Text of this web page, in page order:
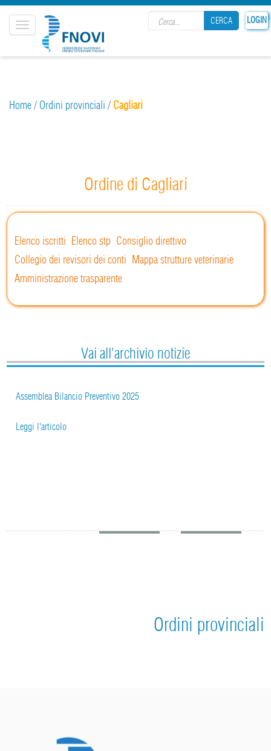
LOGIN
CERCA
Toggle
navigation
Home/ Ordini provinciali / Cagliari
Ordine di Cagliari
Elenco iscritti Elenco stp Consiglio direttivo
Collegio dei revisori dei conti Mappa strutture veterinarie
Amministrazione trasparente
Vai all'archivio notizie
Assemblea Bilancio Preventivo 2025
Leggi l'articolo
Ordini provinciali